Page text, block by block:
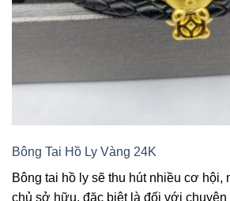
Bông Tai Hồ Ly Vàng 24K
Bông tai hồ ly sẽ thu hút nhiều cơ hội,
chủ sở hữu, đặc biệt là đối với chuyện